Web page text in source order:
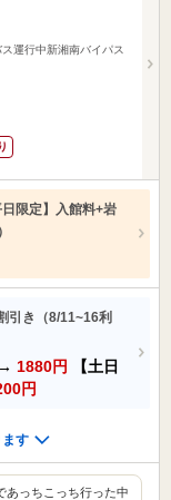
運行中新湘南バイパス
日限定】入館料+岩
引き（8/11~16利
→ 1880円
【土日
円
す
あっちこっち行った中